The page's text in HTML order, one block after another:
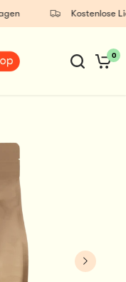
Kostenlose
0